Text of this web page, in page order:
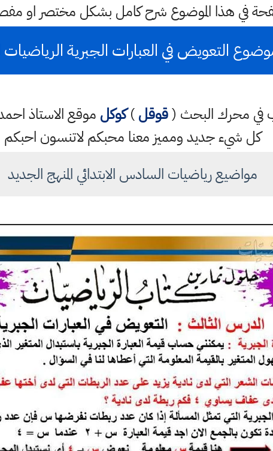
في هذا الموضوع شرح كامل بشكل مختصر او
التعويض في العبارات الجبرية
في محرك البحث (قوقل)كوكل موقع الاستاذ
كل شيء جديد ومميز معنا محبكم لاتنسون احبكم
مواضيع رياضيات السادس الابتدائي المنهج الجديد